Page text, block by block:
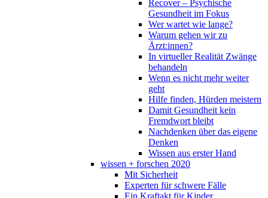
Recover – Psychische
Gesundheit im Fokus
Wer wartet wie lange?
Warum gehen wir zu
Ärzt:innen?
In virtueller Realität Zwänge
behandeln
Wenn es nicht mehr weiter
geht
Hilfe finden, Hürden meistern
Damit Gesundheit kein
Fremdwort bleibt
Nachdenken über das eigene
Denken
Wissen aus erster Hand
wissen + forschen 2020
Mit Sicherheit
Experten für schwere Fälle
Ein Kraftakt für Kinder